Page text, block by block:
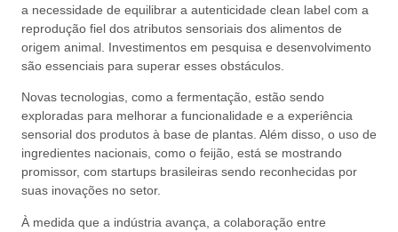
a necessidade de equilibrar a autenticidade clean label com a
reprodução fiel dos atributos sensoriais dos alimentos de
origem animal. Investimentos em pesquisa e desenvolvimento
são essenciais para superar esses obstáculos.
Novas tecnologias, como a fermentação, estão sendo
exploradas para melhorar a funcionalidade e a experiência
sensorial dos produtos à base de plantas. Além disso, o uso de
ingredientes nacionais, como o feijão, está se mostrando
promissor, com startups brasileiras sendo reconhecidas por
suas inovações no setor.
À medida que a indústria avança, a colaboração entre